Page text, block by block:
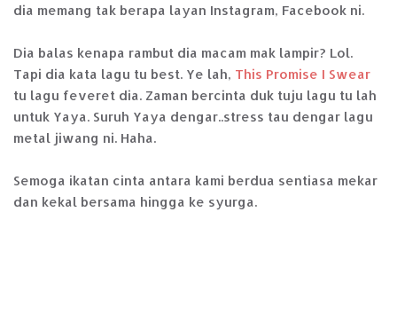
dia memang tak berapa layan Instagram, Facebook ni.
Dia balas kenapa rambut dia macam mak lampir? Lol.
Tapi dia kata lagu tu best. Ye lah, This Promise I Swear
tu lagu feveret dia. Zaman bercinta duk tuju lagu tu lah
untuk Yaya. Suruh Yaya dengar..stress tau dengar lagu
metal jiwang ni. Haha.
Semoga ikatan cinta antara kami berdua sentiasa mekar
dan kekal bersama hingga ke syurga.